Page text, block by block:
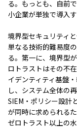
る。もっとも、自前
小企業が単独で導入
境界型セキュリティ
単なる技術的難易度
る。第一に、境界型
ロトラストはその不
イデンティティ基盤
し、システム全体の
SIEM・ポリシー設計
が同時に求められる
ゼロトラスト以上の